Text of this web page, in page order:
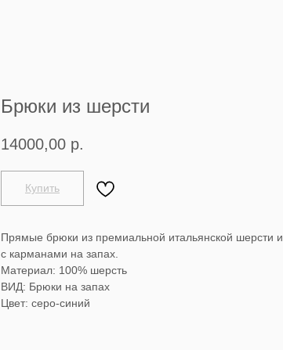
Брюки из шерсти
14000,00 р.
Купить
Прямые брюки из премиальной итальянской шерсти и
с карманами на запах.
Материал: 100% шерсть
ВИД: Брюки на запах
Цвет: серо-синий